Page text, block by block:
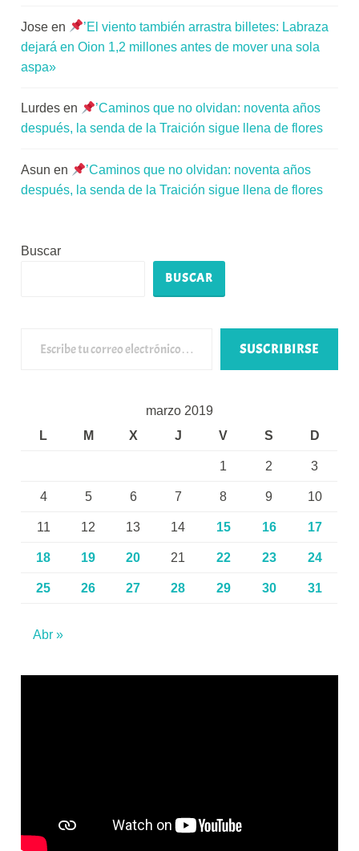
Jose en
’El viento también arrastra billetes: Labraza
dejará en Oion 1,2 millones antes de mover una sola
aspa»
Lurdes en
’Caminos que no olvidan: noventa años
después, la senda de la Traición sigue llena de flores
Asun en
’Caminos que no olvidan: noventa años
después, la senda de la Traición sigue llena de flores
Buscar
BUSCAR
SUSCRIBIRSE
marzo 2019
L
M X J V S D
1 2 3
4 5 6 7 8 9 10
11 12 13 14 15 16 17
18 19 20 21 22 23 24
25 26 27 28 29 30 31
Abr »